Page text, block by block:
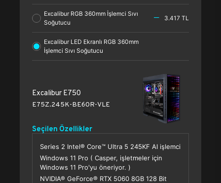
Excalibur RGB 360mm İşlemci Sıvı
Soğutucu
3.417 TL
Excalibur LED Ekranlı RGB 360mm
İşlemci Sıvı Soğutucu
Excalibur E750
E75Z.245K-BE60R-VLE
Seçilen Özellikler
Series 2 Intel® Core™ Ultra 5 245KF AI işlemci
Windows 11 Pro ( Casper, işletmeler için
Windows 11 Pro'yu öneriyor. )
NVIDIA® GeForce® RTX 5060 8GB 128 Bit